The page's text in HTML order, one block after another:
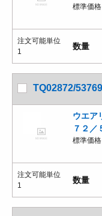
標準価格
注文可能単位
1
数量
TQ02872/53769
ウエ
７２／
標準価格
注文可能単位
1
数量